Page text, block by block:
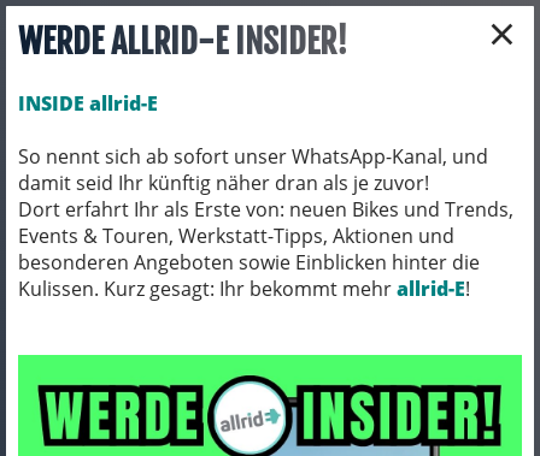
×
WERDE ALLRID-E INSIDER!
INSIDE allrid-E
So nennt sich ab sofort unser WhatsApp-Kanal, und
damit seid Ihr künftig näher dran als je zuvor!
Dort erfahrt Ihr als Erste von: neuen Bikes und Trends,
Events & Touren, Werkstatt-Tipps, Aktionen und
besonderen Angeboten sowie Einblicken hinter die
Kulissen. Kurz gesagt: Ihr bekommt mehrallrid-E!
Toggle navigation
BEKLEIDUNG HOSEN